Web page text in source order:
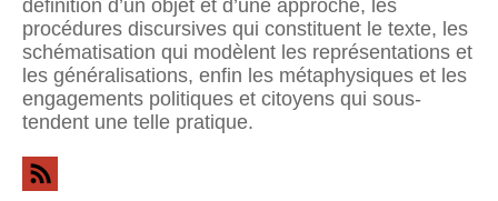
définition d’un objet et d’une approche, les
procédures discursives qui constituent le texte, les
schématisation qui modèlent les représentations et
les généralisations, enfin les métaphysiques et les
engagements politiques et citoyens qui sous-
tendent une telle pratique.